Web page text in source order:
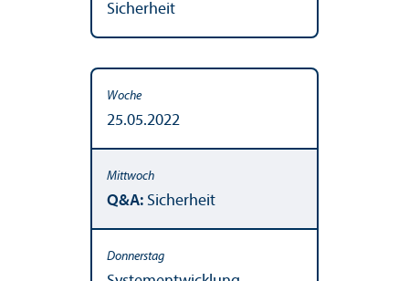
Sicherheit
25.05.2022
Q&A: Sicherheit